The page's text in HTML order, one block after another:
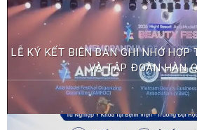
LỄ KÝ KẾT BIÊN BẢN GHI NHỚ HỢP
VÀ TẬP ĐOÀN HÀN